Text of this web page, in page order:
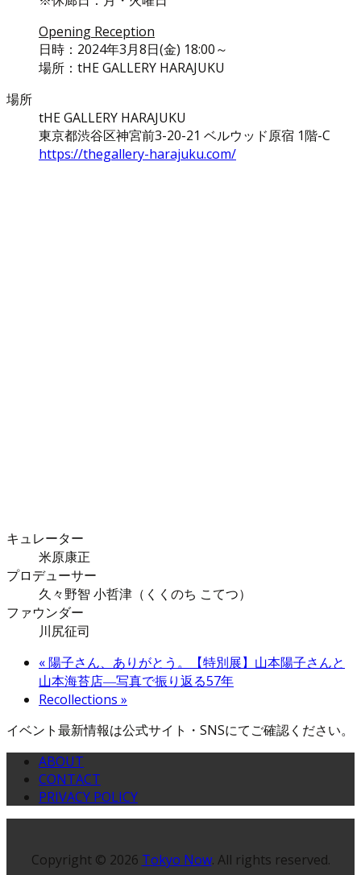
Opening Reception
日時：2024年3月8日(金) 18:00～
場所：tHE GALLERY HARAJUKU
場所
tHE GALLERY HARAJUKU
東京都渋谷区神宮前3-20-21 ベルウッド原宿 1階-C
https://thegallery-harajuku.com/
キュレーター
米原康正
プロデューサー
久々野智 小哲津（くくのち こてつ）
ファウンダー
川尻征司
«陽子さん、ありがとう。【特別展】山本陽子さんと
山本海苔店―写真で振り返る57年
Recollections »
イベント最新情報は公式サイト・SNSにてご確認ください。
ABOUT
CONTACT
PRIVACY POLICY
Copyright © 2026 Tokyo Now. All rights reserved.